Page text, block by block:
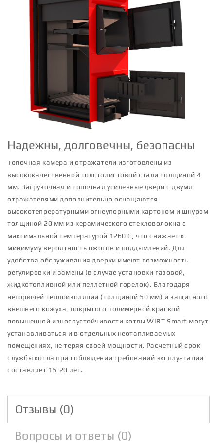
Надежны, долговечны, безопасны
Топочная камера и отражатели изготовлены из
высококачественной толстолистовой стали толщиной 4
мм. Загрузочная и топочная усиленные двери с двумя
отражателями дополнительно оснащаются
высокотепрературными огнеупорными картоном и шнуром
толщиной 20 мм из керамического стекловолокна с
максимальной температурой 1260 С, что снижает к
минимуму вероятность ожогов и поддымлений. Для
удобства обслуживания дверки имеют возможность
регулировки и замены (в случае установки газовой,
жидкотопливной или пеллетной горелок). Благодаря
негорючей теплоизоляции (толщиной 50 мм) и защитного
внешнего кожуха, покрытого полимерной краской
повышенной износоустойчивости котлы WIRT Smart могут
устанавливаться и в отдельных неотапливаемых
помещениях, не теряя своей мощности. Расчетный срок
службы котла при соблюдении требований эксплуатации
составляет 15-20 лет.
Отзывы (0)
Вопросы и ответы (0)